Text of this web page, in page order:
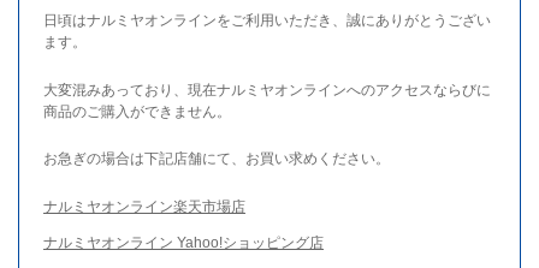
日頃はナルミヤオンラインをご利用いただき、誠にありがとうござい
ます。
大変混みあっており、現在ナルミヤオンラインへのアクセスならびに
商品のご購入ができません。
お急ぎの場合は下記店舗にて、お買い求めください。
ナルミヤオンライン楽天市場店
ナルミヤオンライン Yahoo!ショッピング店